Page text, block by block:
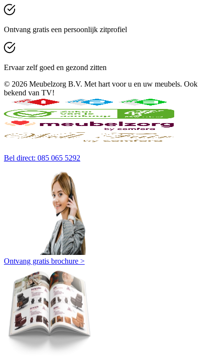
Ontvang gratis een persoonlijk zitprofiel
Ervaar zelf goed en gezond zitten
© 2026 Meubelzorg B.V. Met hart voor u en uw meubels. Ook
bekend van TV!
Bel direct: 085 065 5292
Ontvang gratis brochure >